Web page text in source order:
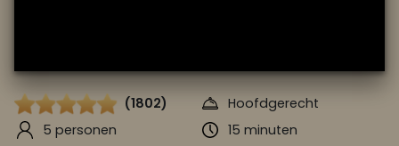
Ofklik hierom je aan te melden voor Mijn Kookboek.
(1802)
Hoofdgerecht
5 personen
15 minuten